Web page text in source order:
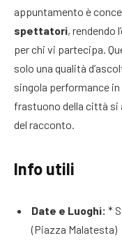
appuntamento è
spettatori, rendendo
per chi vi partecipa.
solo una qualità
singola performance
frastuono della città si
del racconto.
Info utili
Date e Luoghi: *
(Piazza Malatesta)